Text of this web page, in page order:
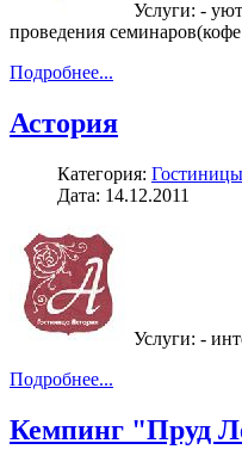
Услуги: -
проведения
Подробнее...
Астория
Категория: Гостиницы
Дата: 14.12.2011
Услуги: -
Подробнее...
Кемпинг "Пруд